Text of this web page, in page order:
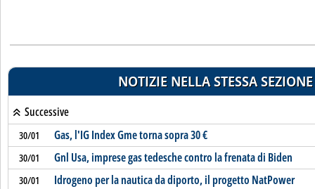
NOTIZIE NELLA STESSA SEZIONE
Successive
30/01 Gas, l'IG Index Gme torna sopra 30 €
30/01 Gnl Usa, imprese gas tedesche contro la frenata di Biden
30/01 Idrogeno per la nautica da diporto, il progetto NatPower